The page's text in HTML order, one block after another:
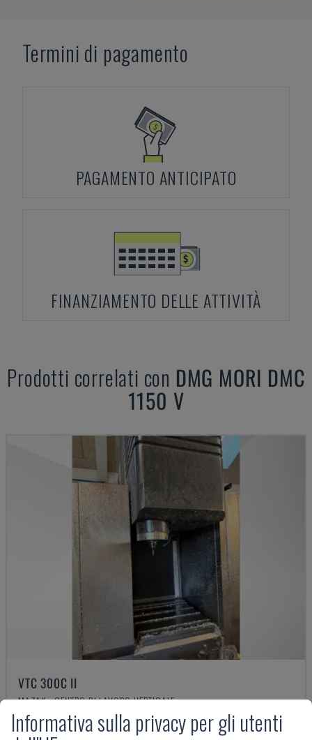
Termini di pagamento
PAGAMENTO ANTICIPATO
FINANZIAMENTO DELLE ATTIVITÀ
Prodotti correlati con DMG MORI DMC
1150 V
VTC 300C II
MAZAK - CENTRO DI LAVORO VERTICALE
DANIMARCA 2012
Informativa sulla privacy per gli utenti